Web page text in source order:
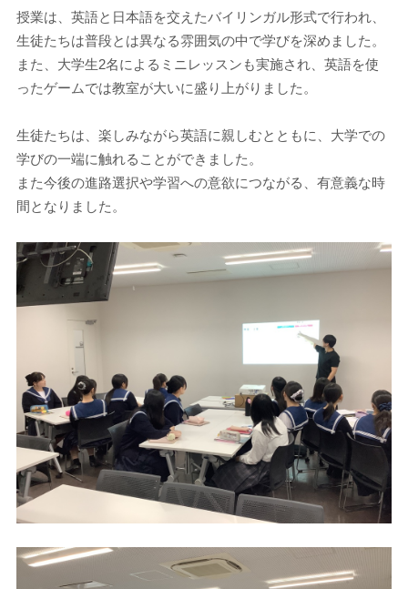
授業は、英語と日本語を交えたバイリンガル形式で行われ、
生徒たちは普段とは異なる雰囲気の中で学びを深めました。
また、大学生2名によるミニレッスンも実施され、英語を使
ったゲームでは教室が大いに盛り上がりました。
生徒たちは、楽しみながら英語に親しむとともに、大学での
学びの一端に触れることができました。
また今後の進路選択や学習への意欲につながる、有意義な時
間となりました。